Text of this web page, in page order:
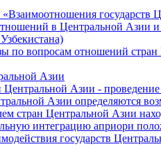
в Центральной Азии и
по вопросам отношений
Азии
Азии -
Азии определяются
стран Центральной Азии
интеграцию априори
государств